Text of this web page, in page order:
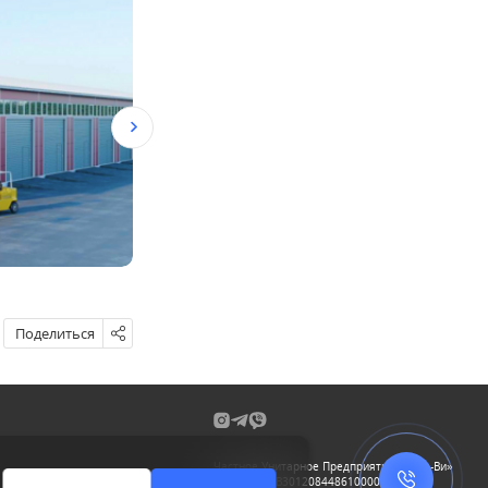
Поделиться
Частное Унитарное Предприятие «О-Де-Ви»
р/с BY71PJCB30120844861000000933